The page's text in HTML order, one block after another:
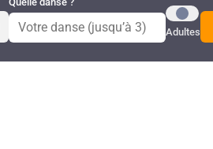
Adultes